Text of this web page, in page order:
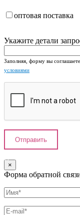
оптовая поставка
Укажите детали
Заполняя, форму вы
условиями
×
Форма обратной